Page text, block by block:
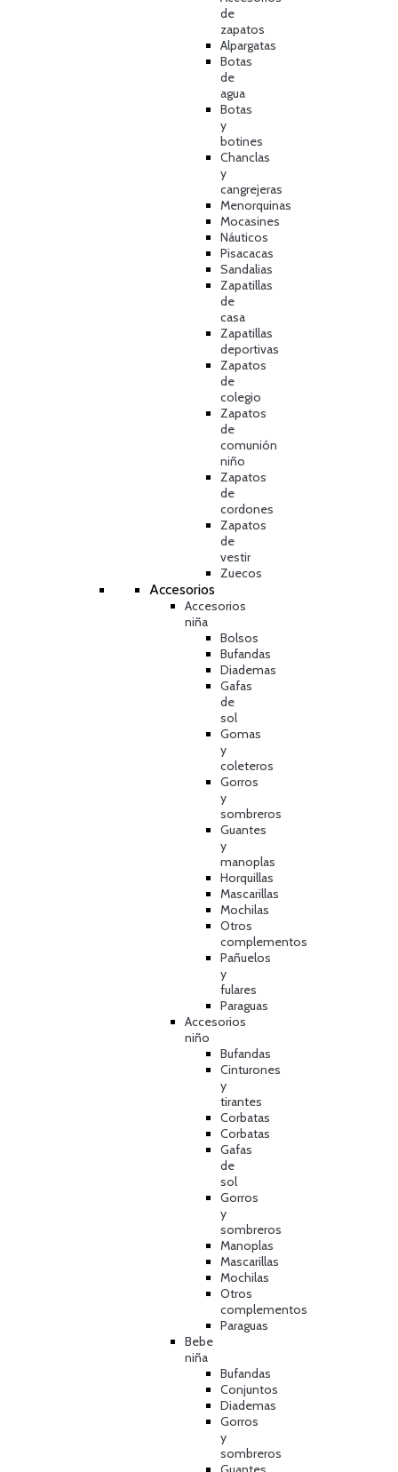
de
zapatos
Alpargatas
Botas
de
agua
Botas
y
botines
Chanclas
y
cangrejeras
Menorquinas
Mocasines
Náuticos
Pisacacas
Sandalias
Zapatillas
de
casa
Zapatillas
deportivas
Zapatos
de
colegio
Zapatos
de
comunión
niño
Zapatos
de
cordones
Zapatos
de
vestir
Zuecos
Accesorios
Accesorios
niña
Bolsos
Bufandas
Diademas
Gafas
de
sol
Gomas
y
coleteros
Gorros
y
sombreros
Guantes
y
manoplas
Horquillas
Mascarillas
Mochilas
Otros
complementos
Pañuelos
y
fulares
Paraguas
Accesorios
niño
Bufandas
Cinturones
y
tirantes
Corbatas
Corbatas
Gafas
de
sol
Gorros
y
sombreros
Manoplas
Mascarillas
Mochilas
Otros
complementos
Paraguas
Bebe
niña
Bufandas
Conjuntos
Diademas
Gorros
y
sombreros